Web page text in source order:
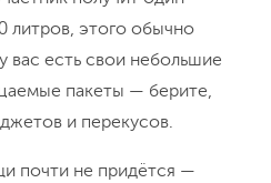
налегке в радиальный пеший
ждёт
Настоящее "вау", даже
можно заглянуть в
— пополнить запасы
йогуртов и чего-нибудь
Возвращаемся к лодкам,
Соролансаари с другой
этого обычно
вас есть свои небольшие
пакеты — берите,
и перекусов.
почти не придётся —